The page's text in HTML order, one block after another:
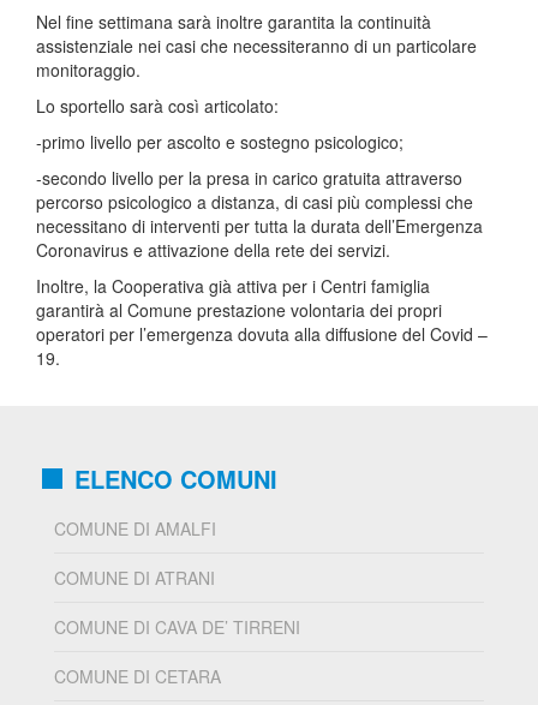
Nel fine settimana sarà inoltre garantita la continuità
assistenziale nei casi che necessiteranno di un particolare
monitoraggio.
Lo sportello sarà così articolato:
-primo livello per ascolto e sostegno psicologico;
-secondo livello per la presa in carico gratuita attraverso
percorso psicologico a distanza, di casi più complessi che
necessitano di interventi per tutta la durata dell’Emergenza
Coronavirus e attivazione della rete dei servizi.
Inoltre, la Cooperativa già attiva per i Centri famiglia
garantirà al Comune prestazione volontaria dei propri
operatori per l’emergenza dovuta alla diffusione del Covid –
19.
ELENCO COMUNI
COMUNE DI AMALFI
COMUNE DI ATRANI
COMUNE DI CAVA DE’ TIRRENI
COMUNE DI CETARA